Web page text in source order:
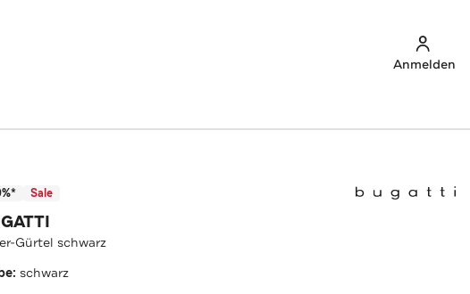
Anmelden
Sale
Gürtel schwarz
schwarz